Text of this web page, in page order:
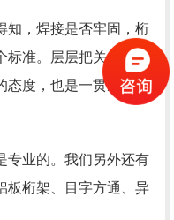
知，焊接是否牢固，桁
标准。层层把关，绝不
态度，也是一贯准则。
专业的。我们另外还有
板桁架、目字方通、异